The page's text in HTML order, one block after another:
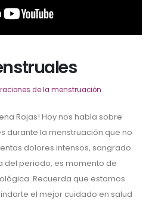
de la menstruación
Rojas! Hoy nos habla sobre
durante la menstruación que no
dolores intensos, sangrado
del periodo, es momento de
Recuerda que estamos
el mejor cuidado en salud